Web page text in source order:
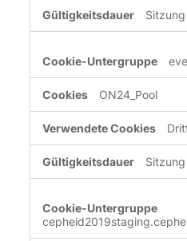
Sitzung
ON24_Pool
Sitzung